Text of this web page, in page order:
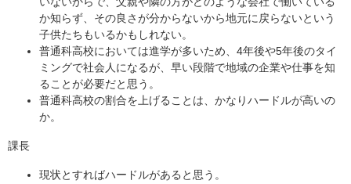
か知らず、その良さが分からないから地元に戻らないという
子供たちもいるかもしれない。
普通科高校においては進学が多いため、4年後や5年後のタイ
ミングで社会人になるが、早い段階で地域の企業や仕事を知
ることが必要だと思う。
普通科高校の割合を上げることは、かなりハードルが高いの
か。
課長
現状とすればハードルがあると思う。